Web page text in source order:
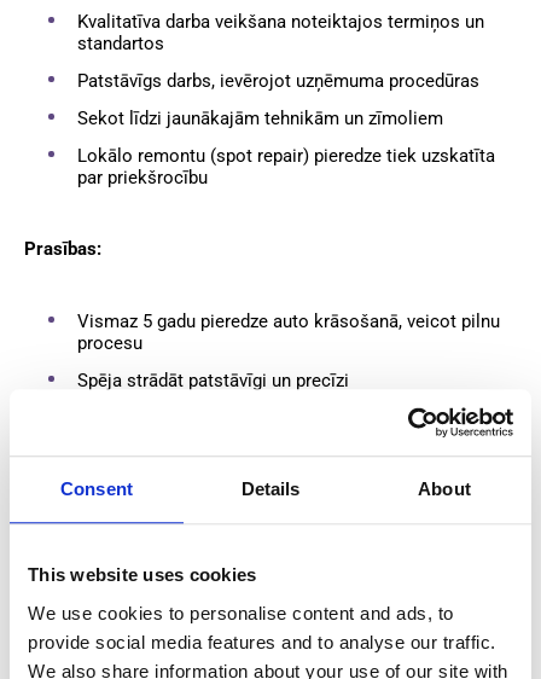
Consent Details About
This website uses cookies
We use cookies to personalise content and ads, to
provide social media features and to analyse our traffic.
We also share information about your use of our site with
Kvalitatīva darba veikšana noteiktajos termiņos un
standartos
Patstāvīgs darbs, ievērojot uzņēmuma procedūras
Sekot līdzi jaunākajām tehnikām un zīmoliem
Lokālo remontu (spot repair) pieredze tiek uzskatīta
par priekšrocību
Prasības:
Vismaz 5 gadu pieredze auto krāsošanā, veicot pilnu
procesu
Spēja strādāt patstāvīgi un precīzi
Elastīgums, komandas darbs un uzmanība detaļām
Personīgo aizsardzības līdzekļu (PPE) lietošana
priekšrocība
Ko mēs piedāvājam: